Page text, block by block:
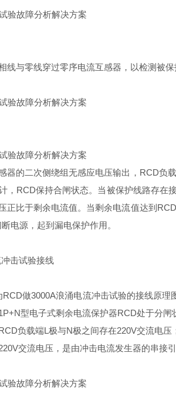
与零线穿过零序电流互感器，以检测被保
的二次侧绕组无感应电压输出，RCD负载
，RCD保持合闸状态。当被保护线路存在
正比于剩余电流值。当剩余电流值达到
电源，起到漏电保护作用。
击试验接线
做3000A浪涌电流冲击试验的接线原理
型电子式剩余电流保护器RCD处于分
负载端L极与N极之间存在220V交流电
交流电压，是由冲击电流发生器的串接